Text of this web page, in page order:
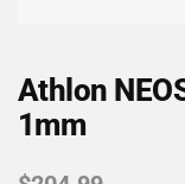
Athlon
1mm